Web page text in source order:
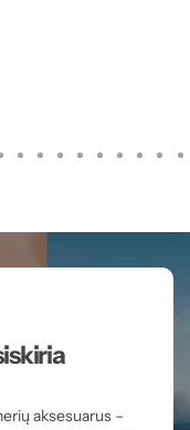
aksesuarus –